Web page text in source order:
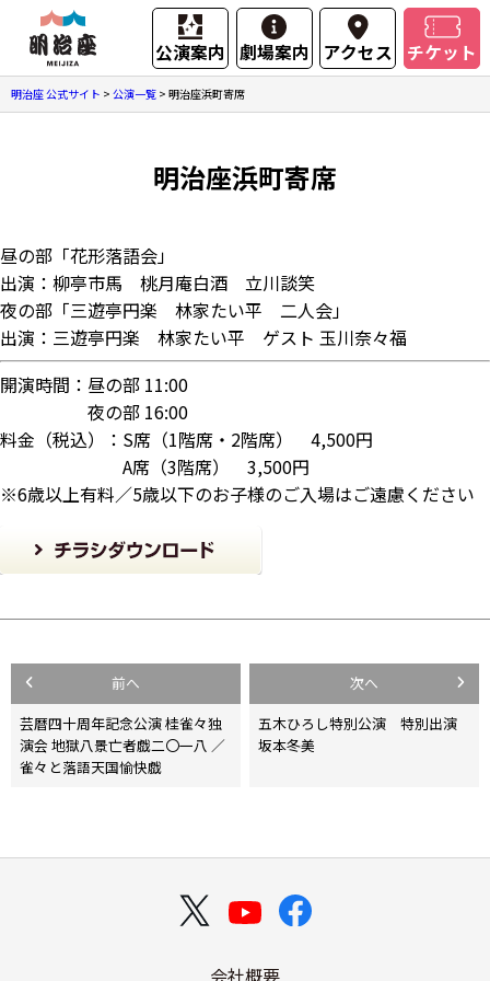
公演案内 劇場案内 アクセス チケット
明治座 公式サイト > 公演一覧 > 明治座浜町寄席
明治座浜町寄席
昼の部「花形落語会」
出演：柳亭市馬 桃月庵白酒 立川談笑
夜の部「三遊亭円楽 林家たい平 二人会」
出演：三遊亭円楽 林家たい平 ゲスト 玉川奈々福
開演時間：昼の部 11:00
夜の部 16:00
料金（税込）：S席（1階席・2階席） 4,500円
A席（3階席） 3,500円
※6歳以上有料／5歳以下のお子様のご入場はご遠慮ください
投
稿
ナ
ゲ
前へ
芸暦四十周年記念公演 桂雀々独
演会 地獄八景亡者戯二〇一八 ／
雀々と落語天国愉快戯
次へ
五木ひろし特別公演 特別出演
坂本冬美
会社概要